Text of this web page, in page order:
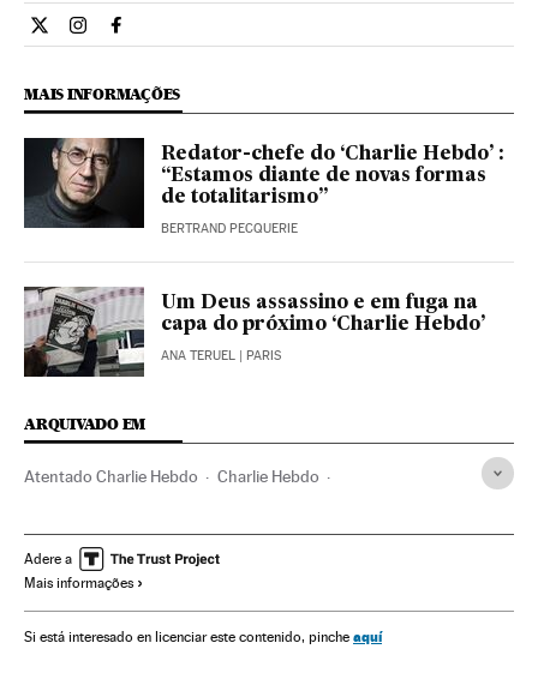
Internacional El País Brasil en Twitter
Internacional El País Brasil en Instagram
Internacional El País Brasil en Facebook
MAIS INFORMAÇÕES
Redator-chefe do ‘Charlie Hebdo’ :
“Estamos diante de novas formas
de totalitarismo”
BERTRAND PECQUERIE
Um Deus assassino e em fuga na
capa do próximo ‘Charlie Hebdo’
ANA TERUEL | PARIS
ARQUIVADO EM
Atentado Charlie Hebdo Charlie Hebdo
Atentados terroristas França
Meios comunicação Europa Terrorismo Comunicação
Adere a
Mais informações
Si está interesado en licenciar este contenido, pinche aquí